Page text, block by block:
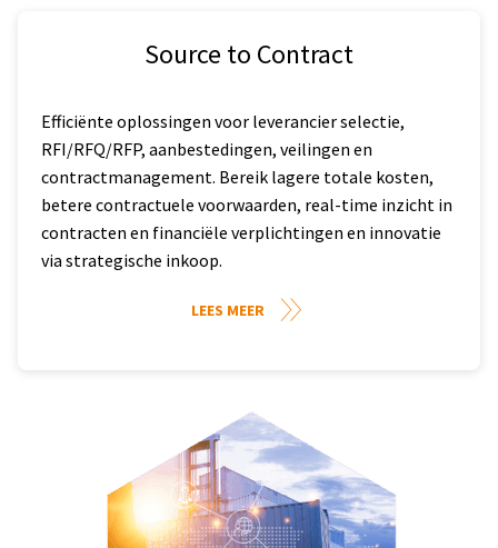
Source to Contract
Efficiënte oplossingen voor leverancier selectie,
RFI/RFQ/RFP, aanbestedingen, veilingen en
contractmanagement. Bereik lagere totale kosten,
betere contractuele voorwaarden, real-time inzicht in
contracten en financiële verplichtingen en innovatie
via strategische inkoop.
LEES MEER